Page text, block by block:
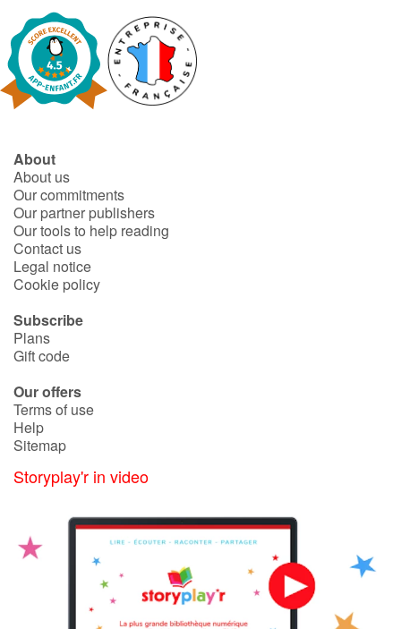
About
About us
Our commitments
Our partner publishers
Our tools to help reading
Contact us
Legal notice
Cookie policy
Subscribe
Plans
Gift code
Our offers
Terms of use
Help
Sitemap
Storyplay'r in video